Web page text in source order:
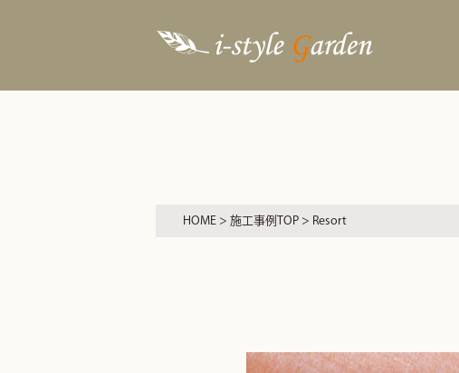
HOME > 施工事例TOP > Resort